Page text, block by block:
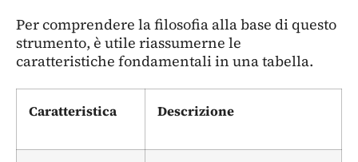
Per comprendere la filosofia alla base di questo
strumento, è utile riassumerne le
caratteristiche fondamentali in una tabella.
Caratteristica Descrizione